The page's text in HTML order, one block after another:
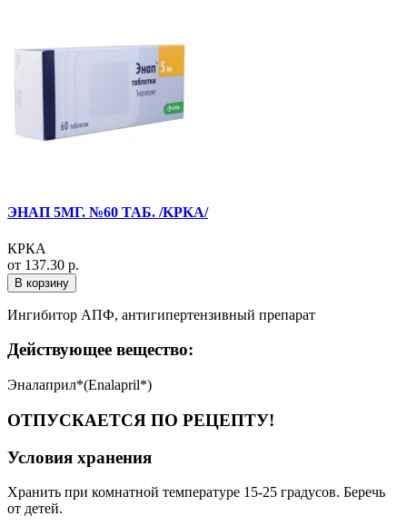
ЭНАП 5МГ. №60 ТАБ. /KPKA/
КРКА
от 137.30 р.
В корзину
Ингибитор АПФ, антигипертензивный препарат
Действующее вещество:
Эналаприл*(Enalapril*)
ОТПУСКАЕТСЯ ПО РЕЦЕПТУ!
Условия хранения
Хранить при комнатной температуре 15-25 градусов. Беречь
от детей.